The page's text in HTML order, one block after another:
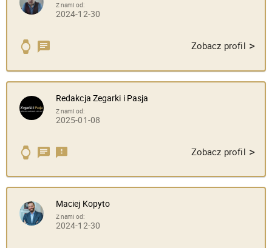
Z nami od:
2024-12-30
Zobacz profil >
Redakcja Zegarki i Pasja
Z nami od:
2025-01-08
Zobacz profil >
Maciej Kopyto
Z nami od:
2024-12-30